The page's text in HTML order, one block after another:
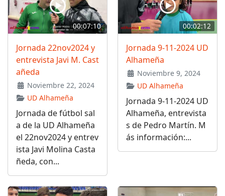
00:07:10
Jornada 22nov2024 y
entrevista Javi M. Cast
añeda
Noviembre 22, 2024
UD Alhameña
Jornada de fútbol sal
a de la UD Alhameña
el 22nov2024 y entrev
ista Javi Molina Casta
ñeda, con...
00:02:12
Jornada 9-11-2024 UD
Alhameña
Noviembre 9, 2024
UD Alhameña
Jornada 9-11-2024 UD
Alhameña, entrevista
s de Pedro Martín. M
ás información:...